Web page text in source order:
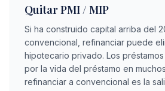
Quitar PMI / MIP
Si ha construido capital arriba del
convencional, refinanciar puede
hipotecario privado. Los préstamos
por la vida del préstamo en
refinanciar a convencional es la